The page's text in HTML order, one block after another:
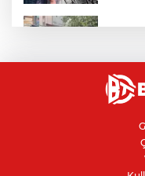
Avcılar
tahliye
kara